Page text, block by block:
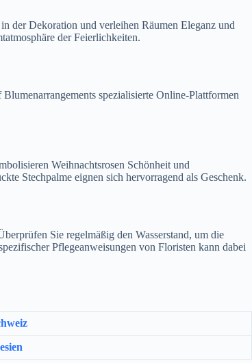
der Dekoration und verleihen Räumen Eleganz und
der Feierlichkeiten.
spezialisierte Online-Plattformen
Weihnachtsrosen Schönheit und
Stechpalme eignen sich hervorragend als Geschenk.
Sie regelmäßig den Wasserstand, um die
Pflegeanweisungen von Floristen kann dabei